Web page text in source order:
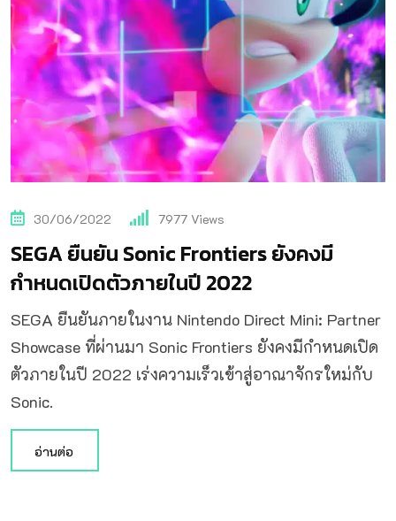
30/06/2022 7977 Views
SEGA ยืนยัน Sonic Frontiers ยังคงมี
กำหนดเปิดตัวภายในปี 2022
SEGA ยืนยันภายในงาน Nintendo Direct Mini: Partner
Showcase ที่ผ่านมา Sonic Frontiers ยังคงมีกำหนดเปิด
ตัวภายในปี 2022 เร่งความเร็วเข้าสู่อาณาจักรใหม่กับ
Sonic.
อ่านต่อ